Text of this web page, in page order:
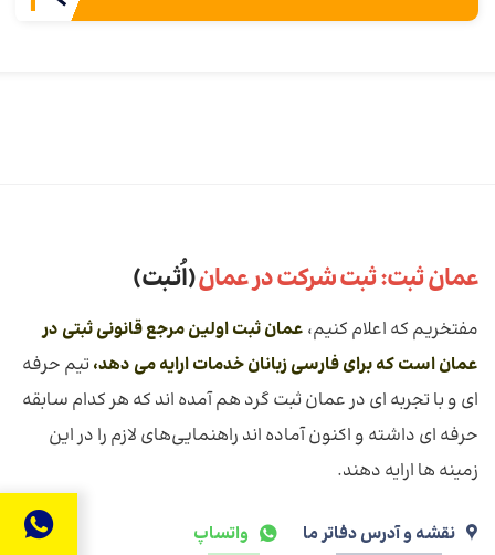
عمان ثبت: ثبت شرکت در عمان(اُثـبت)
مفتخریم که اعلام کنیم، عمان ثبت اولین مرجع قانونی ثبتی در
عمان است که برای فارسی زبانان خدمات ارايه می دهد، تیم حرفه
ای و با تجربه ای در عمان ثبت گرد هم آمده اند که هر کدام سابقه
حرفه ای داشته و اکنون آماده اند راهنمایی‌های لازم را در این
زمینه ها ارایه دهند.
نقشه و آدرس دفاتر ما واتساپ